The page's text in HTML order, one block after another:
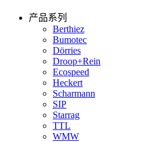
产品系列
Berthiez
Bumotec
Dörries
Droop+Rein
Ecospeed
Heckert
Scharmann
SIP
Starrag
TTL
WMW